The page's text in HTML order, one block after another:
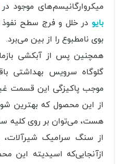
میکروارگانیسم‌های موجود در
بایو در خلل و فرج سطح نفوذ
بوی نامطبوع را از بین می‌برد.
همچنین پس از آبکشی
گلوگاه سرویس بهداشتی
موجب پاکیزگی این قسمت
از این محصول که بهترین
هست، می‌توان بر روی کلیه
از سنگ سرامیک شیرآلات،
ازآنجایی‌که اسیدیته این